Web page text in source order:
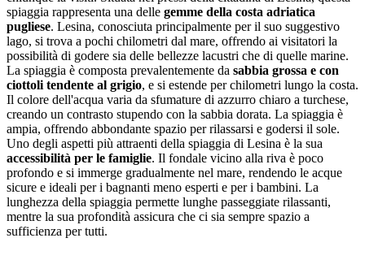
spiaggia rappresenta una delle gemme della costa adriatica
pugliese. Lesina, conosciuta principalmente per il suo suggestivo
lago, si trova a pochi chilometri dal mare, offrendo ai visitatori la
possibilità di godere sia delle bellezze lacustri che di quelle marine.
La spiaggia è composta prevalentemente da sabbia grossa e con
ciottoli tendente al grigio, e si estende per chilometri lungo la costa.
Il colore dell'acqua varia da sfumature di azzurro chiaro a turchese,
creando un contrasto stupendo con la sabbia dorata. La spiaggia è
ampia, offrendo abbondante spazio per rilassarsi e godersi il sole.
Uno degli aspetti più attraenti della spiaggia di Lesina è la sua
accessibilità per le famiglie. Il fondale vicino alla riva è poco
profondo e si immerge gradualmente nel mare, rendendo le acque
sicure e ideali per i bagnanti meno esperti e per i bambini. La
lunghezza della spiaggia permette lunghe passeggiate rilassanti,
mentre la sua profondità assicura che ci sia sempre spazio a
sufficienza per tutti.